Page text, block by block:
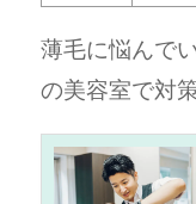
薄毛に悩んで
の美容室で対